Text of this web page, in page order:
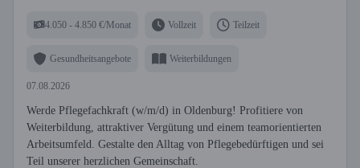
4.050 - 4.850 €/Monat Vollzeit Teilzeit
Gesundheitsangebote Weiterbildungen
07.08.2026
Werde Pflegefachkraft (w/m/d) in Oldenburg! Profitiere von
Weiterbildung, attraktiver Vergütung und einem teamorientierten
Arbeitsumfeld. Gestalte den Alltag von Pflegebedürftigen und sei
Teil unserer herzlichen Gemeinschaft.